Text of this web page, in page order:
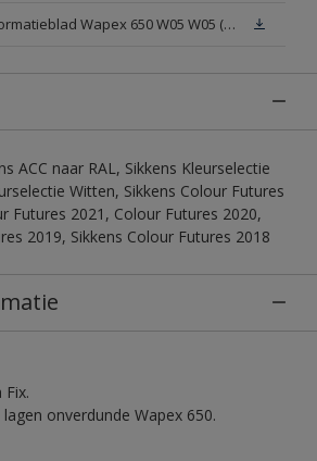
Veiligheidsinformatieblad Wapex 650 W05 W05 (MSDS)
ACC naar RAL, Sikkens Kleurselectie
Witten, Sikkens Colour Futures
Futures 2021, Colour Futures 2020,
2019, Sikkens Colour Futures 2018
onverdunde Wapex 650.